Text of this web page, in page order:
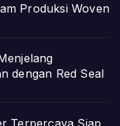
Produksi Woven
dengan Red Seal
Terpercaya Siap